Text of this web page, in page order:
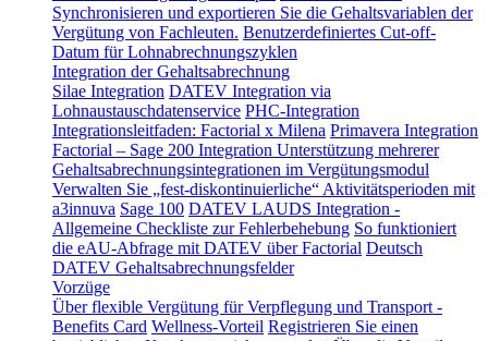
Synchronisieren und exportieren Sie die Gehaltsvariablen der
Vergütung von Fachleuten. Benutzerdefiniertes Cut-off-
Datum für Lohnabrechnungszyklen
Integration der Gehaltsabrechnung
Silae Integration DATEV Integration via
Lohnaustauschdatenservice PHC-Integration
Integrationsleitfaden: Factorial x Milena Primavera Integration
Factorial – Sage 200 Integration Unterstützung mehrerer
Gehaltsabrechnungsintegrationen im Vergütungsmodul
Verwalten Sie „fest-diskontinuierliche“ Aktivitätsperioden mit
a3innuva Sage 100 DATEV LAUDS Integration -
Allgemeine Checkliste zur Fehlerbehebung So funktioniert
die eAU-Abfrage mit DATEV über Factorial Deutsch
DATEV Gehaltsabrechnungsfelder
Vorzüge
Über flexible Vergütung für Verpflegung und Transport -
Benefits Card Wellness-Vorteil Registrieren Sie einen